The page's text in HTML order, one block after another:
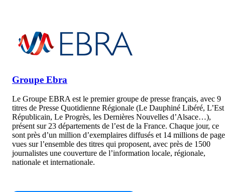
Groupe Ebra
Le Groupe EBRA est le premier groupe de presse français, avec 9
titres de Presse Quotidienne Régionale (Le Dauphiné Libéré, L’Est
Républicain, Le Progrès, les Dernières Nouvelles d’Alsace…),
présent sur 23 départements de l’est de la France. Chaque jour, ce
sont près d’un million d’exemplaires diffusés et 14 millions de
vues sur l’ensemble des titres qui proposent, avec près de 1500
journalistes une couverture de l’information locale, régionale,
nationale et internationale.